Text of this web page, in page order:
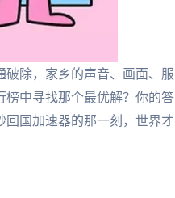
除，家乡的声音、画面、服
榜中寻找那个最优解？你的答
国加速器的那一刻，世界才